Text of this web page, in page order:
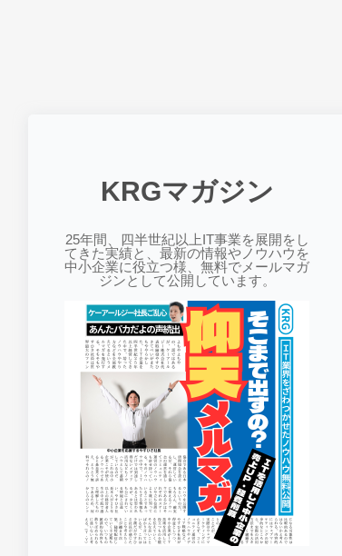
KRGマガジン
25年間、四半世紀以上IT事業を展開をし
てきた実績と、最新の情報やノウハウを
中小企業に役立つ様、無料でメールマガ
ジンとして公開しています。